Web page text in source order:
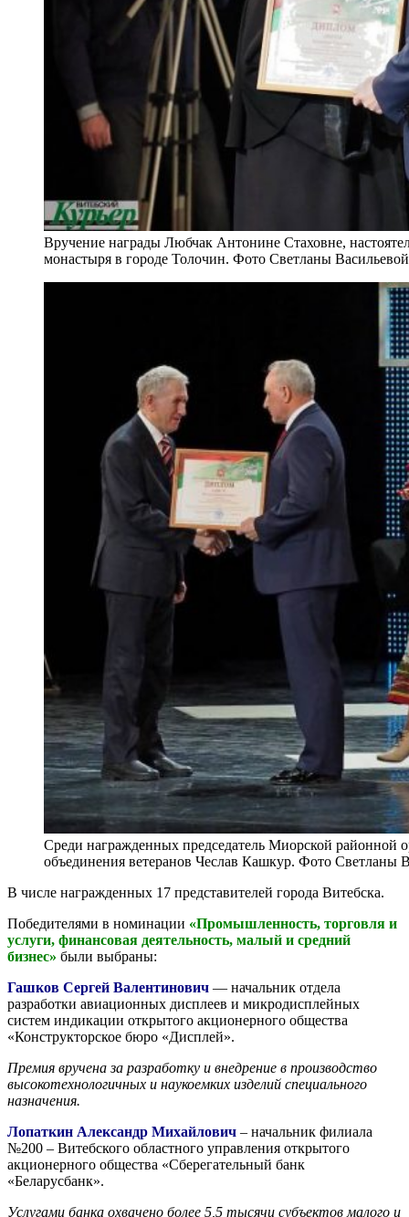
Вручение награды Любчак Антонине Стаховне,
монастыря в городе Толочин. Фото Светланы Васильевой
Среди награжденных председатель Миорской районной
объединения ветеранов Чеслав Кашкур. Фото Светланы
В числе награжденных 17 представителей города Витебска.
Победителями в номинации «Промышленность, торговля и
услуги, финансовая деятельность, малый и средний
бизнес» были выбраны:
Гашков Сергей Валентинович — начальник отдела
разработки авиационных дисплеев и микродисплейных
систем индикации открытого акционерного общества
«Конструкторское бюро «Дисплей».
Премия вручена за разработку и внедрение в производство
высокотехнологичных и наукоемких изделий специального
назначения.
Лопаткин Александр Михайлович – начальник филиала
№200 – Витебского областного управления открытого
акционерного общества «Сберегательный банк
«Беларусбанк».
Услугами банка охвачено более 5,5 тысячи субъектов малого и